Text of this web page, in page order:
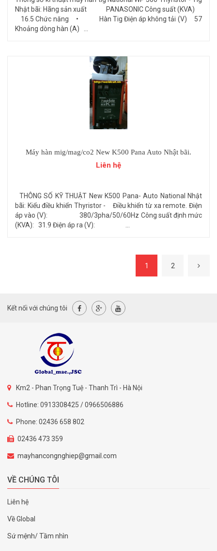
Nhật bãi: Hãng sản xuất PANASONIC Công suất (KVA)
16.5 Chức năng • Hàn Tig Điện áp không tải (V) 57
Khoảng dòng hàn (A) ...
Máy hàn mig/mag/co2 New K500 Pana Auto Nhật bãi.
Liên hệ
THÔNG SỐ KỸ THUẬT New K500 Pana- Auto National Nhật
bãi: Kiểu điều khiển Thyristor - Điều khiển từ xa remote. Điện
áp vào (V): 380/3pha/50/60Hz Công suất định mức
(KVA): 31.9 Điện áp ra (V): ...
1 2
Kết nối với chúng tôi
Km2 - Phan Trọng Tuệ - Thanh Trì - Hà Nội
Hotline: 0913308425 / 0966506886
Phone: 02436 658 802
02436 473 359
mayhancongnghiep@gmail.com
VỀ CHÚNG TÔI
Liên hệ
Về Global
Sứ mệnh/ Tầm nhìn